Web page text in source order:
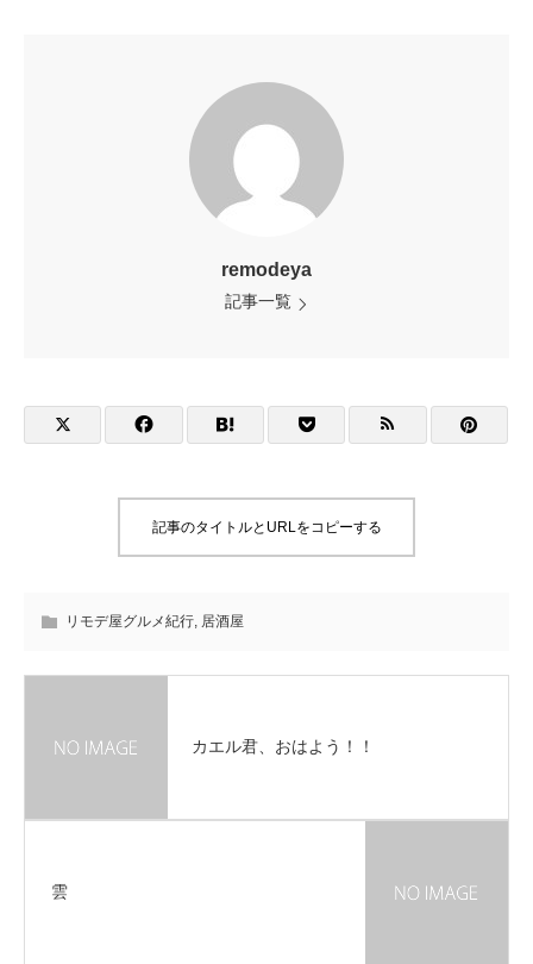
remodeya
記事一覧
記事のタイトルとURLをコピーする
リモデ屋グルメ紀行, 居酒屋
カエル君、おはよう！！
雲